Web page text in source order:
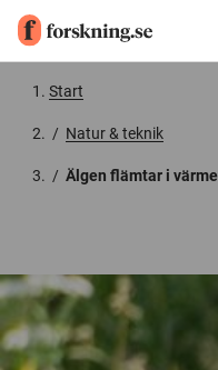
Start
/ Natur & teknik
/ Älgen flämtar i